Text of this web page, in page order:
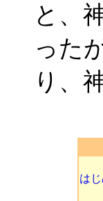
と、
った
り、
は